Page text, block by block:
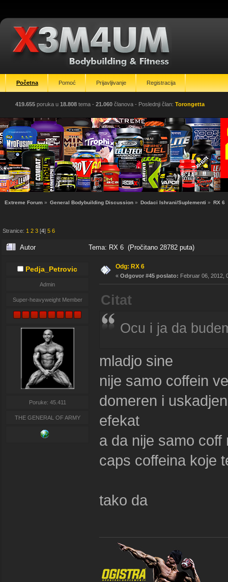
Početna Pomoć Prijavljivanje Registracija
419.655 poruka u 18.808 tema - 21.060 članova - Poslednji član: Torongetta
Extreme Forum » General Bodybuilding Discussion » Dodaci Ishrani/Suplementi » RX 6
Stranice:1 2 3 [4]5 6
Autor Tema: RX 6 (Pročitano 28782 puta)
Pedja_Petrovic
Admin
Super-heavyweight Member
Poruke: 45.411
THE GENERAL OF ARMY
Odg: RX 6
« Odgovor #45 poslato: Februar 06, 2012,
Citat
Ocu i ja da
mladjo sine
nije samo coffein
domeren i
efekat
a da nije samo
caps coffeina koje
tako da